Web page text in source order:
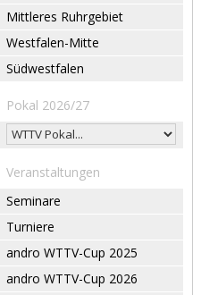
Mittleres Ruhrgebiet
Westfalen-Mitte
Südwestfalen
Pokal 2026/27
Veranstaltungen
Seminare
Turniere
andro WTTV-Cup 2025
andro WTTV-Cup 2026